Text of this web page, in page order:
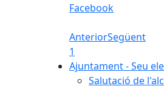
Facebook
AnteriorSegüent
1
Ajuntament - Seu
Salutació de